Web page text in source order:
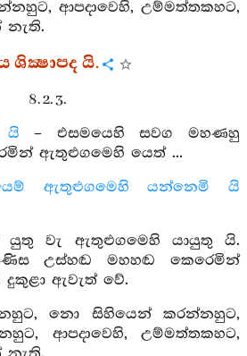
ආපදාවෙහි, උම්මත්තකහට,
නැති.
ශික්‍ෂාපද යි.
8. 2. 3.
යි – එසමයෙහි සවග මහණහු
ඇතුළුගමෙහි යෙත් ...
ඇතුළුගමෙහි යන්නෙමි යි
යුතු වැ ඇතුළුගමෙහි යායුතු යි.
උස්හඬ මහහඬ කෙරෙමින්
ඇවැත් වේ.
නො සිහියෙන් කරන්නහුට,
ආපදාවෙහි, උම්මත්තකහට,